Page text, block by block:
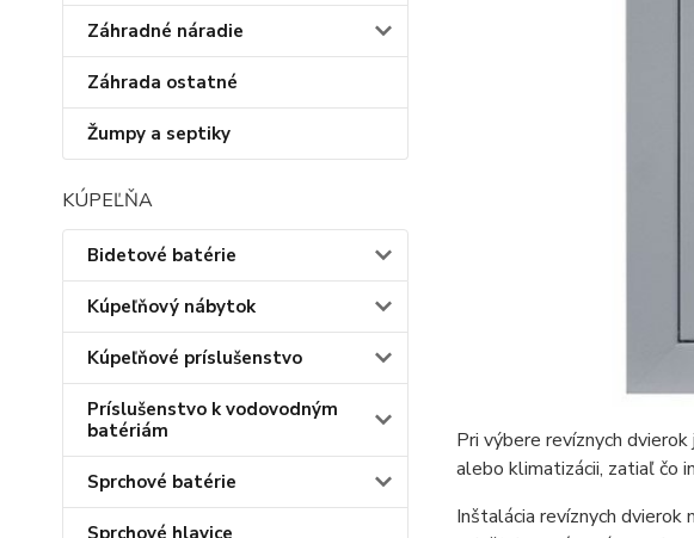
Záhradné náradie
Záhrada ostatné
Žumpy a septiky
KÚPEĽŇA
Bidetové batérie
Kúpeľňový nábytok
Kúpeľňové príslušenstvo
Príslušenstvo k vodovodným
batériám
Sprchové batérie
Sprchové hlavice
Pri výbere revíznych
alebo klimatizácii, zatiaľ čo
Inštalácia revíznych